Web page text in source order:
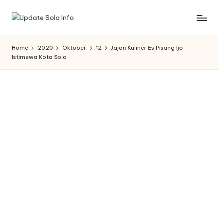
Skip
U
p
d
Solo
Home 2020 Oktober 12
Jajan Kuliner Es Pisang Ijo
Istimewa Kota Solo